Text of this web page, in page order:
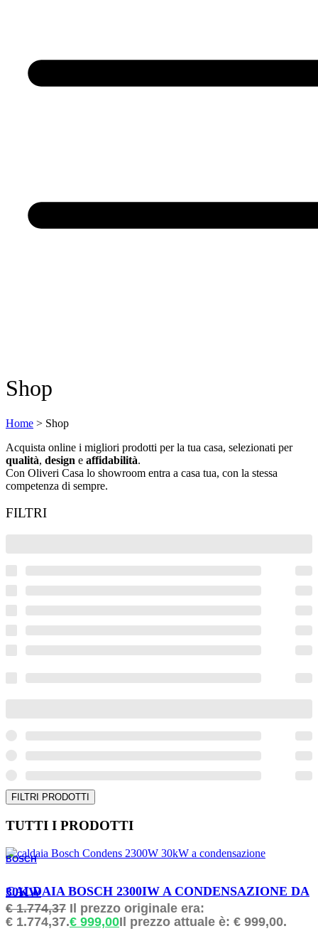
Shop
Home > Shop
Acquista online i migliori prodotti per la tua casa, selezionati per
qualità, design e affidabilità.
Con Oliveri Casa lo showroom entra a casa tua, con la stessa
competenza di sempre.
FILTRI
FILTRI PRODOTTI
TUTTI I PRODOTTI
BOSCH
ORDINABILE
CALDAIA BOSCH 2300IW A CONDENSAZIONE DA 30KW
€1.774,37 Il prezzo originale era:
€ 1.774,37.€ 999,00Il prezzo attuale è: € 999,00.